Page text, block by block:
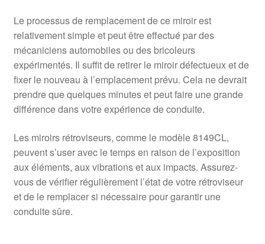
Le processus de remplacement de ce miroir est
relativement simple et peut être effectué par des
mécaniciens automobiles ou des bricoleurs
expérimentés. Il suffit de retirer le miroir défectueux et de
fixer le nouveau à l’emplacement prévu. Cela ne devrait
prendre que quelques minutes et peut faire une grande
différence dans votre expérience de conduite.
Les miroirs rétroviseurs, comme le modèle 8149CL,
peuvent s’user avec le temps en raison de l’exposition
aux éléments, aux vibrations et aux impacts. Assurez-
vous de vérifier régulièrement l’état de votre rétroviseur
et de le remplacer si nécessaire pour garantir une
conduite sûre.